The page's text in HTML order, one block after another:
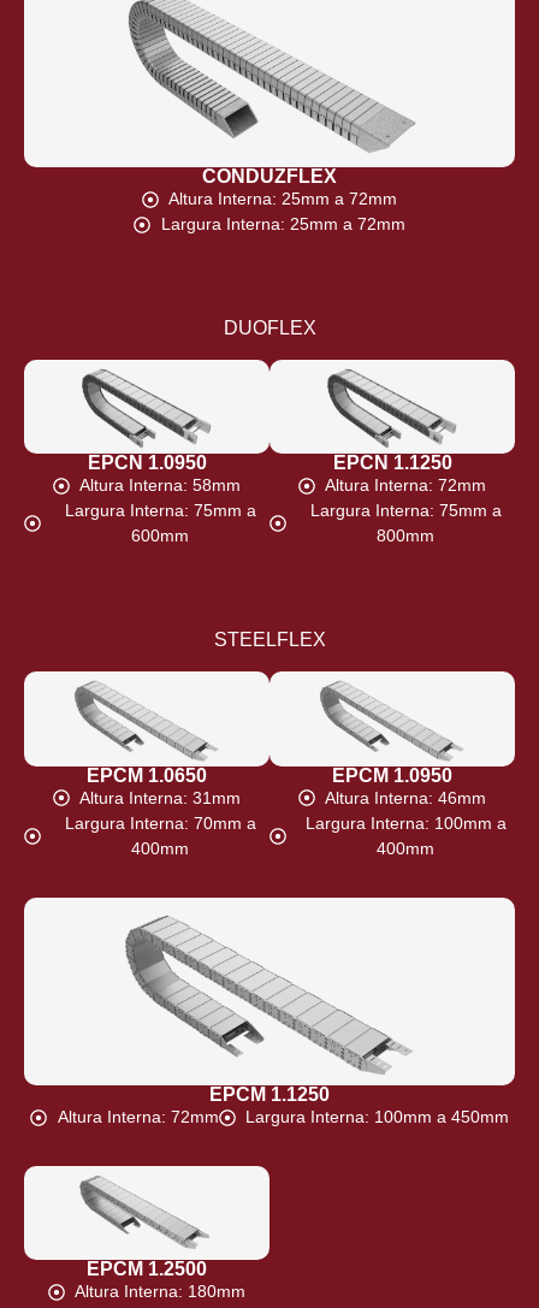
CONDUZFLEX
Altura Interna: 25mm a 72mm
Largura Interna: 25mm a 72mm
DUOFLEX
EPCN 1.0950
Altura Interna: 58mm
Largura Interna: 75mm a
600mm
EPCN 1.1250
Altura Interna: 72mm
Largura Interna: 75mm a
800mm
STEELFLEX
EPCM 1.0650
Altura Interna: 31mm
Largura Interna: 70mm a
400mm
EPCM 1.0950
Altura Interna: 46mm
Largura Interna: 100mm a
400mm
EPCM 1.1250
Altura Interna: 72mm Largura Interna: 100mm a 450mm
EPCM 1.2500
Altura Interna: 180mm